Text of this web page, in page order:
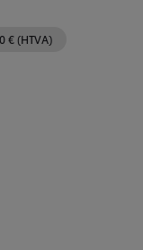
0 € (HTVA)